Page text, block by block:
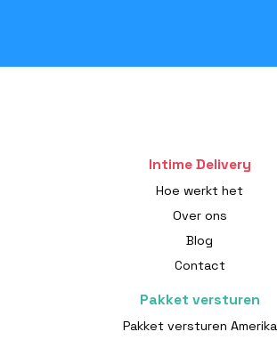
Intime Delivery
Hoe werkt het
Over ons
Blog
Contact
Pakket versturen
Pakket versturen Amerika